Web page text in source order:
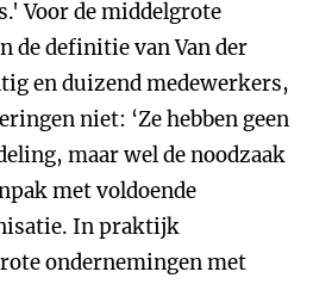
Voor de middelgrote
de definitie van Van der
en duizend medewerkers,
niet: ‘Ze hebben geen
maar wel de noodzaak
met voldoende
In praktijk
ondernemingen met